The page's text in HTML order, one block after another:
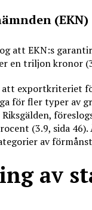
(EKN)
att EKN:s
en triljon kronor
att exportkriteriet
för fler typer av
Riksgälden,
(3.9, sida
av
av